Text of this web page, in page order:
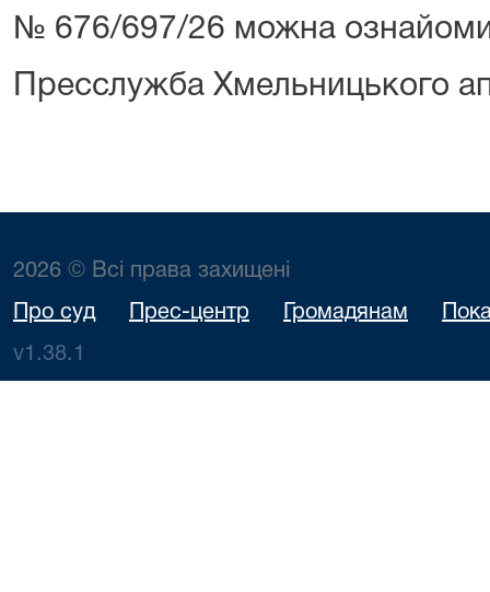
№ 676/697/26 можна
Пресслужба Хмельницького
2026 © Всі права захищені
Про суд Прес-центр Громадянам
v1.38.1